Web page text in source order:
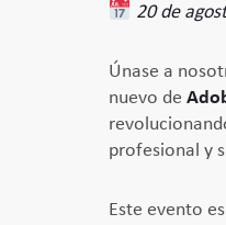
20 de
Únase a
nuevo de
profesional y
Este evento